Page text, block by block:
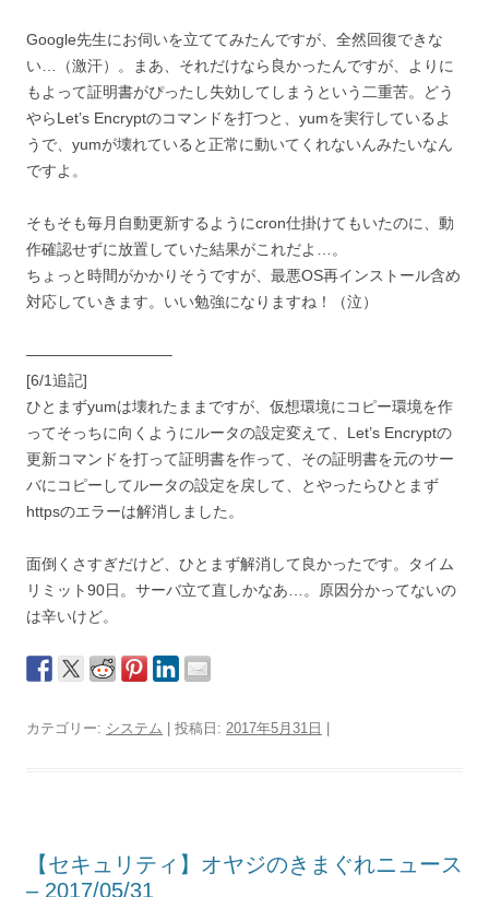
Google先生にお伺いを立ててみたんですが、全然回復できな
い…（激汗）。まあ、それだけなら良かったんですが、よりに
もよって証明書がぴったし失効してしまうという二重苦。どう
やらLet’s Encryptのコマンドを打つと、yumを実行しているよ
うで、yumが壊れていると正常に動いてくれないんみたいなん
ですよ。
そもそも毎月自動更新するようにcron仕掛けてもいたのに、動
作確認せずに放置していた結果がこれだよ…。
ちょっと時間がかかりそうですが、最悪OS再インストール含め
対応していきます。いい勉強になりますね！（泣）
—————————–
[6/1追記]
ひとまずyumは壊れたままですが、仮想環境にコピー環境を作
ってそっちに向くようにルータの設定変えて、Let’s Encryptの
更新コマンドを打って証明書を作って、その証明書を元のサー
バにコピーしてルータの設定を戻して、とやったらひとまず
httpsのエラーは解消しました。
面倒くさすぎだけど、ひとまず解消して良かったです。タイム
リミット90日。サーバ立て直しかなあ…。原因分かってないの
は辛いけど。
カテゴリー: システム | 投稿日: 2017年5月31日
【セキュリティ】オヤジのきまぐれニュース
– 2017/05/31